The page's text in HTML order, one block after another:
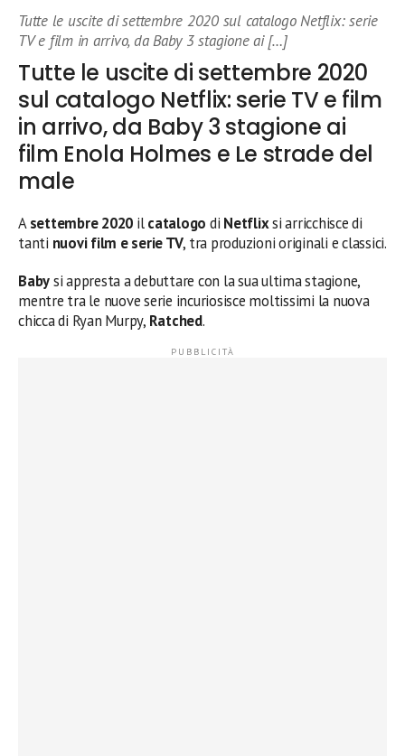
Tutte le uscite di settembre 2020 sul catalogo Netflix: serie
TV e film in arrivo, da Baby 3 stagione ai […]
Tutte le uscite di settembre 2020
sul catalogo Netflix: serie TV e film
in arrivo, da Baby 3 stagione ai
film Enola Holmes e Le strade del
male
Asettembre 2020 ilcatalogo di Netflixsi arricchisce di
tanti nuovi film e serie TV, tra produzioni originali e classici.
Babysi appresta a debuttare con la sua ultima stagione,
mentre tra le nuove serie incuriosisce moltissimi la nuova
chicca di Ryan Murpy, Ratched.